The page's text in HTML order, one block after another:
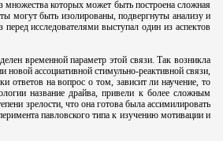
множества которых может быть построена сложная
могут быть изолированы, подвергнуты анализу и
исследователями выступал один из аспектов
временной параметр этой связи. Так возникла
ассоциативной стимульно-реактивной связи,
ответов на вопрос о том, зависит ли научение, то
название драйва, привели к более сложным
зрелости, что она готова была ассимилировать
павловского типа к изучению мотивации и